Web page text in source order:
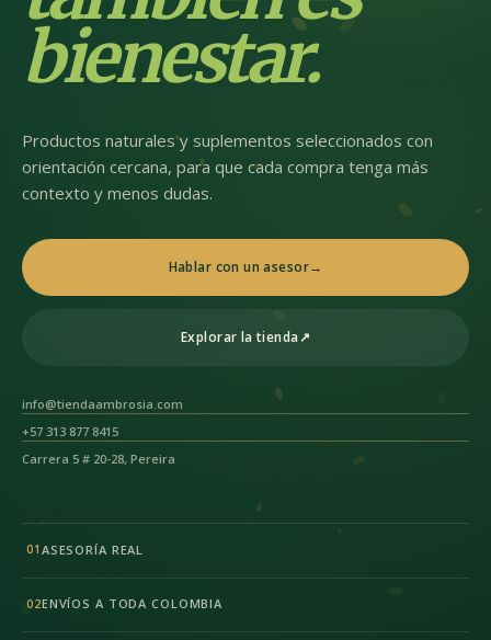
bienestar.
Productos naturales y suplementos seleccionados con
orientación cercana, para que cada compra tenga más
contexto y menos dudas.
Hablar con un asesor→
Explorar la tienda↗
info@tiendaambrosia.com
+57 313 877 8415
Carrera 5 # 20-28, Pereira
01 ASESORÍA REAL
02ENVÍOS A TODA COLOMBIA